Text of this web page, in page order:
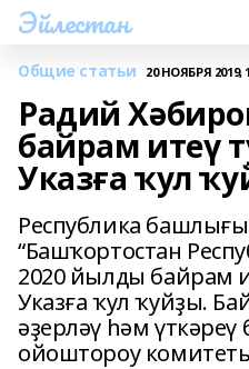
Эйлестан
Общие статьи 20 НОЯБРЯ 2019,
Радий
байрам итеү
Указға ҡул
Республика
“Башҡортостан
2020 йылды байрам
Указға ҡул ҡуйҙы.
әҙерләү һәм
ойоштороу